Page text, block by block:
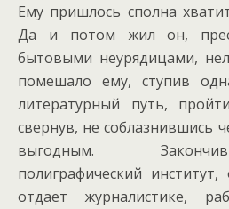
Ему пришлось сполна
Да и потом жил он,
бытовыми неурядицами,
помешало ему, ступив
литературный путь,
свернув, не соблазнившись
выгодным.
полиграфический
отдает журналистике,